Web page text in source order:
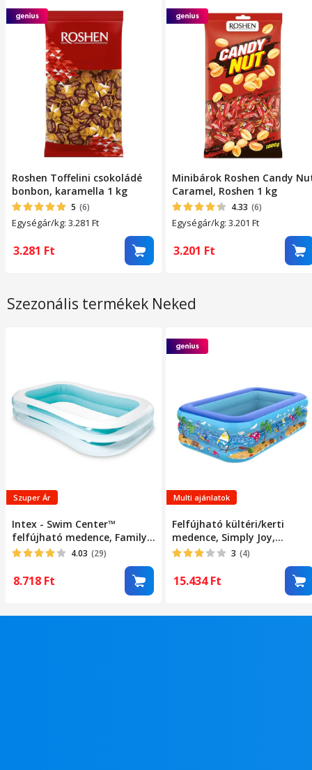
Roshen Toffelini csokoládé
bonbon, karamella 1 kg
5 (6)
Egységár/kg: 3.281 Ft
3.281 Ft
Minibárok Roshen Candy
Caramel, Roshen 1 kg
4.33 (6)
Egységár/kg: 3.201 Ft
3.201 Ft
Szezonális termékek Neked
Szuper Ár
Intex - Swim Center™
felfújható medence, Family
pool, 262 x 175 x 56 cm
4.03 (29)
8.718 Ft
Multi ajánlatok
Felfújható kültéri/kerti
medence, Simply Joy,
felnőtteknek vagy
gyerekeknek, felfújható
puha padlóval, méretek 180
x 135 x 55 cm, 3 felfújható
egyszerű és gyors telepítés,
3 (4)
15.434Ft